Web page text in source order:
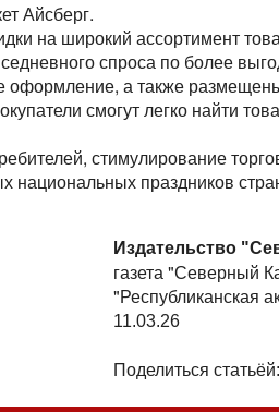
Айсберг.
на широкий ассортимент
спроса по более
оформление, а также
смогут легко найти
стимулирование
национальных праздников
Издательство
газета "Северный
"Республиканская
11.03.26
Поделиться статьёй: